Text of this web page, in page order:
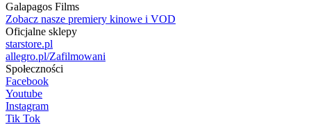
Galapagos Films
Zobacz nasze premiery kinowe i VOD
Oficjalne sklepy
starstore.pl
allegro.pl/Zafilmowani
Społeczności
Facebook
Youtube
Instagram
Tik Tok